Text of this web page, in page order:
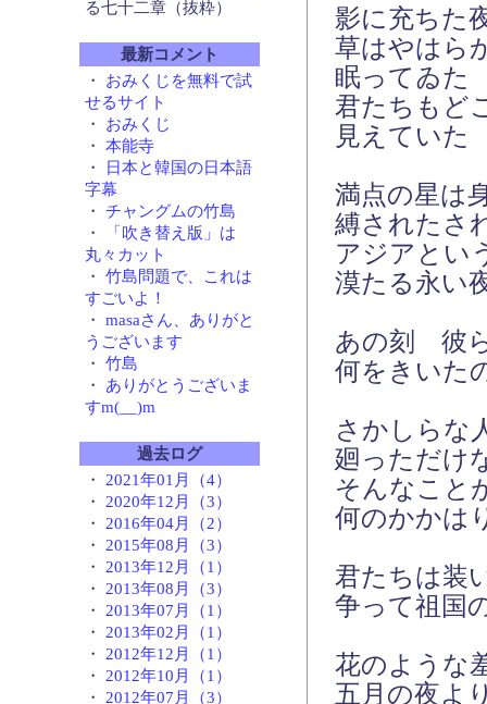
る七十二章（抜粋）
最新コメント
・ おみくじを無料で試
せるサイト
・ おみくじ
・ 本能寺
・
日本と韓国の日本語
字幕
・ チャングムの竹島
・
「吹き替え版」は
丸々カット
・ 竹島問題で、これは
すごいよ！
・ masaさん、ありがと
うございます
・ 竹島
・ ありがとうございま
すm(__)m
過去ログ
・ 2021年01月（4）
・ 2020年12月（3）
・ 2016年04月（2）
・ 2015年08月（3）
・ 2013年12月（1）
・ 2013年08月（3）
・ 2013年07月（1）
・ 2013年02月（1）
・ 2012年12月（1）
・ 2012年10月（1）
・ 2012年07月（3）
影に充ちた
草はやはら
眠ってゐた
君たちもど
見えていた
満点の星は
縛されたさ
アジアとい
漠たる永い
あの刻 彼
何をきいた
さかしらな
廻っただけ
そんなこと
何のかかは
君たちは装
争って祖国
花のような
五月の夜よ